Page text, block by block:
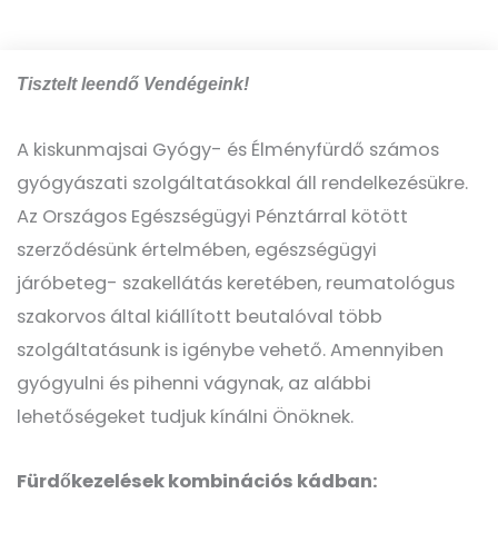
Tisztelt leendő Vendégeink!
A kiskunmajsai Gyógy- és Élményfürdő számos
gyógyászati szolgáltatásokkal áll rendelkezésükre.
Az Országos Egészségügyi Pénztárral kötött
szerződésünk értelmében, egészségügyi
járóbeteg- szakellátás keretében, reumatológus
szakorvos által kiállított beutalóval több
szolgáltatásunk is igénybe vehető. Amennyiben
gyógyulni és pihenni vágynak, az alábbi
lehetőségeket tudjuk kínálni Önöknek.
Fürdőkezelések kombinációs kádban: